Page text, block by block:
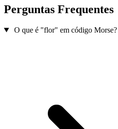
Perguntas Frequentes
O que é "flor" em código Morse?